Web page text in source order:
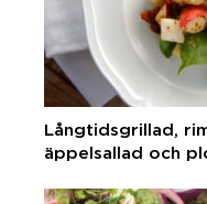
Långtidsgrillad,
äppelsallad och